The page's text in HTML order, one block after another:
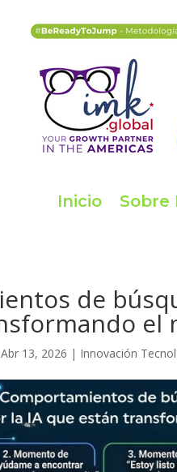
Inicio Sobre
de
el
Abr 13, 2026 | Innovación